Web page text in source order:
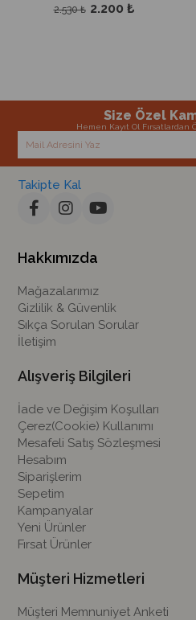
2.200 ₺
2.530 ₺
Size Özel
Hemen Kayıt Ol Fırsatlardan
Takipte Kal
Hakkımızda
Mağazalarımız
Gizlilik & Güvenlik
Sıkça Sorulan Sorular
İletişim
Alışveriş Bilgileri
İade ve Değişim Koşulları
Çerez(Cookie) Kullanımı
Mesafeli Satış Sözleşmesi
Hesabım
Siparişlerim
Sepetim
Kampanyalar
Yeni Ürünler
Fırsat Ürünler
Müşteri Hizmetleri
Müşteri Memnuniyet Anketi